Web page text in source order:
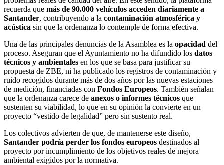
recuerda que más de 90.000 vehículos acceden diariamente a
Santander, contribuyendo a la contaminación atmosférica y
acústica sin que la ordenanza lo contemple de forma efectiva.
Una de las principales denuncias de la Asamblea es la opacidad del
proceso. Aseguran que el Ayuntamiento no ha difundido los datos
técnicos y ambientales en los que se basa para justificar su
propuesta de ZBE, ni ha publicado los registros de contaminación y
ruido recogidos durante más de dos años por las nuevas estaciones
de medición, financiadas con Fondos Europeos. También señalan
que la ordenanza carece de anexos o informes técnicos que
sustenten su viabilidad, lo que en su opinión la convierte en un
proyecto “vestido de legalidad” pero sin sustento real.
Los colectivos advierten de que, de mantenerse este diseño,
Santander podría perder los fondos europeos destinados al
proyecto por incumplimiento de los objetivos reales de mejora
ambiental exigidos por la normativa.